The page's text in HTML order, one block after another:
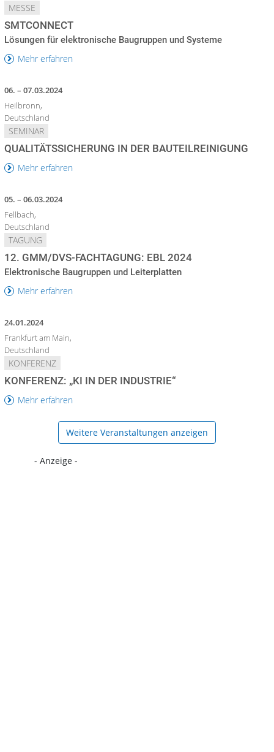
MESSE
SMTCONNECT
Lösungen für elektronische Baugruppen und Systeme
Mehr erfahren
06. – 07.03.2024
Heilbronn,
Deutschland
SEMINAR
QUALITÄTSSICHERUNG IN DER BAUTEILREINIGUNG
Mehr erfahren
05. – 06.03.2024
Fellbach,
Deutschland
TAGUNG
12. GMM/DVS-FACHTAGUNG: EBL 2024
Elektronische Baugruppen und Leiterplatten
Mehr erfahren
24.01.2024
Frankfurt am Main,
Deutschland
KONFERENZ
KONFERENZ: „KI IN DER INDUSTRIE“
Mehr erfahren
Weitere Veranstaltungen anzeigen
- Anzeige -